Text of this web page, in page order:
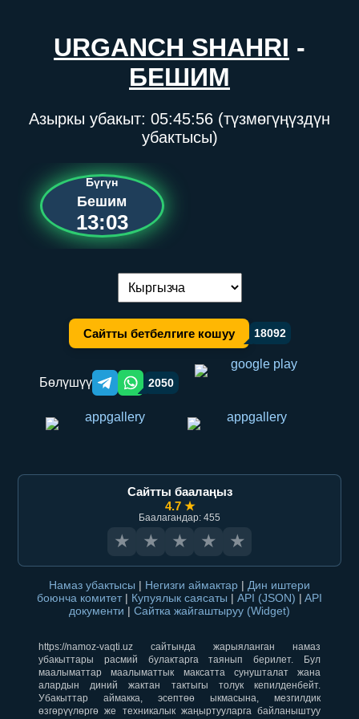
URGANCH SHAHRI -
БЕШИМ
Азыркы убакыт: 05:45:56 (түзмөгүңүздүн
убактысы)
Бүгүн
Бешим
13:03
Тилди алмаштыруу:
Сайтты бетбелгиге кошуу 18092
Бөлүшүү Telegram orqali ulashish
WhatsApp orqali ulashish
2050
Сайтты баалаңыз
4.7 ★
Баалагандар: 455
★ ★ ★ ★ ★
Намаз убактысы | Негизги аймактар | Дин иштери
боюнча комитет | Купуялык саясаты | API (JSON) | API
документи | Сайтка жайгаштыруу (Widget)
https://namoz-vaqti.uz сайтында жарыяланган намаз
убакыттары расмий булактарга таянып берилет. Бул
маалыматтар маалыматтык максатта сунушталат жана
алардын диний жактан тактыгы толук кепилденбейт.
Убакыттар аймакка, эсептөө ыкмасына, мезгилдик
өзгөрүүлөргө же техникалык жаңыртууларга байланыштуу